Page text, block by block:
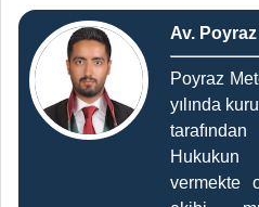
Av.
Poyraz
yılında
vermekte